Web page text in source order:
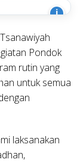
i
Pondok
rutin yang
untuk semua
laksanakan